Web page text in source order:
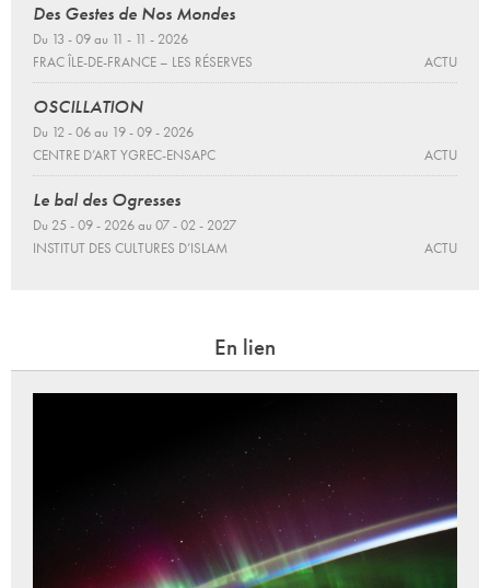
Des Gestes de Nos Mondes
Du 13 - 09 au 11 - 11 - 2026
FRAC ÎLE-DE-FRANCE – LES RÉSERVES
ACTU
OSCILLATION
Du 12 - 06 au 19 - 09 - 2026
CENTRE D’ART YGREC-ENSAPC
ACTU
Le bal des Ogresses
Du 25 - 09 - 2026 au 07 - 02 - 2027
INSTITUT DES CULTURES D’ISLAM
ACTU
En lien